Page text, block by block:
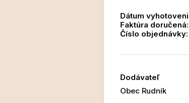
Dátum
Faktúra doručená:
Číslo objednávky:
Dodávateľ
Obec Rudník